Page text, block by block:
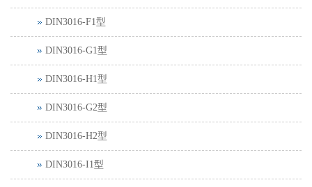
DIN3016-F1型
DIN3016-G1型
DIN3016-H1型
DIN3016-G2型
DIN3016-H2型
DIN3016-I1型